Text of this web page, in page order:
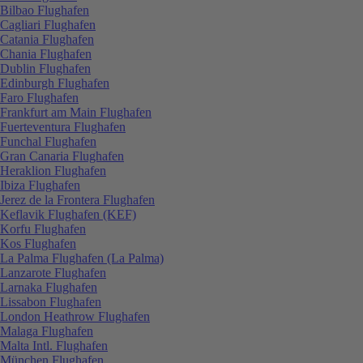
Bilbao Flughafen
Cagliari Flughafen
Catania Flughafen
Chania Flughafen
Dublin Flughafen
Edinburgh Flughafen
Faro Flughafen
Frankfurt am Main Flughafen
Fuerteventura Flughafen
Funchal Flughafen
Gran Canaria Flughafen
Heraklion Flughafen
Ibiza Flughafen
Jerez de la Frontera Flughafen
Keflavik Flughafen (KEF)
Korfu Flughafen
Kos Flughafen
La Palma Flughafen (La Palma)
Lanzarote Flughafen
Larnaka Flughafen
Lissabon Flughafen
London Heathrow Flughafen
Malaga Flughafen
Malta Intl. Flughafen
München Flughafen